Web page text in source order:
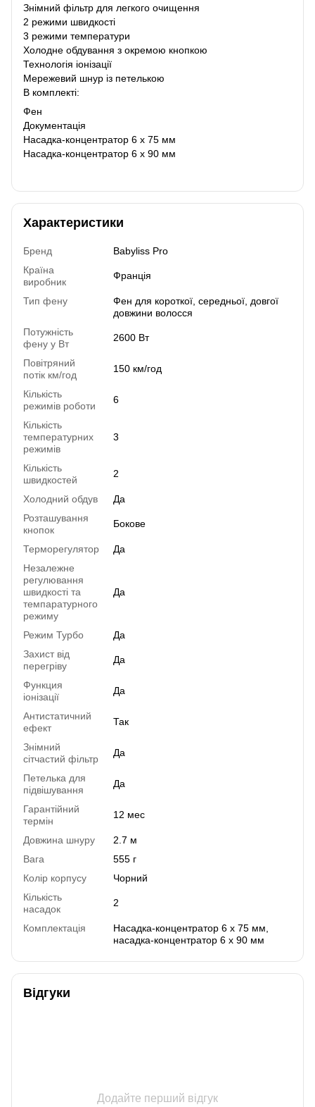
Знімний фільтр для легкого очищення
2 режими швидкості
3 режими температури
Холодне обдування з окремою кнопкою
Технологія іонізації
Мережевий шнур із петелькою
В комплекті:
Фен
Документація
Насадка-концентратор 6 x 75 мм
Насадка-концентратор 6 x 90 мм
Характеристики
Бренд
Babyliss Pro
Країна
виробник
Франція
Тип фену
Фен для короткої, середньої, довгої
довжини волосся
Потужність
фену у Вт
2600 Вт
Повітряний
потік км/год
150 км/год
Кількість
режимів роботи
6
Кількість
температурних
режимів
3
Кількість
швидкостей
2
Холодний обдув
Да
Розташування
кнопок
Бокове
Терморегулятор
Да
Незалежне
регулювання
швидкості та
темпаратурного
режиму
Да
Режим Турбо
Да
Захист від
перегріву
Да
Функция
іонізації
Да
Антистатичний
ефект
Так
Знімний
сітчастий фільтр
Да
Петелька для
підвішування
Да
Гарантійний
термін
12 мес
Довжина шнуру
2.7 м
Вага
555 г
Колір корпусу
Чорний
Кількість
насадок
2
Комплектація
Насадка-концентратор 6 x 75 мм,
насадка-концентратор 6 x 90 мм
Відгуки
Додайте перший відгук